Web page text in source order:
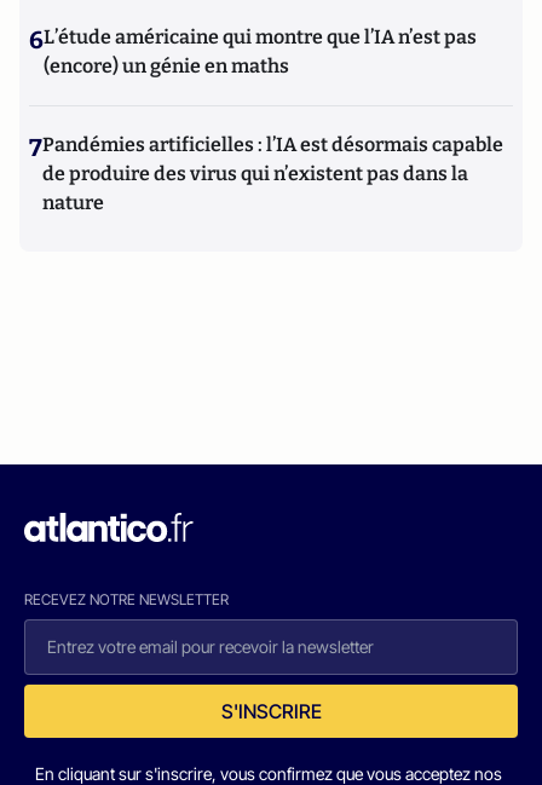
6L’étude américaine qui montre que l’IA n’est pas
(encore) un génie en maths
7Pandémies artificielles : l’IA est désormais capable
de produire des virus qui n’existent pas dans la
nature
RECEVEZ NOTRE NEWSLETTER
S'INSCRIRE
En cliquant sur s'inscrire, vous confirmez que vous acceptez nos